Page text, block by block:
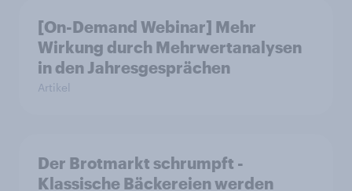
[On-Demand Webinar] Mehr
Wirkung durch Mehrwertanalysen
in den Jahresgesprächen
Artikel
Der Brotmarkt schrumpft -
Klassische Bäckereien werden